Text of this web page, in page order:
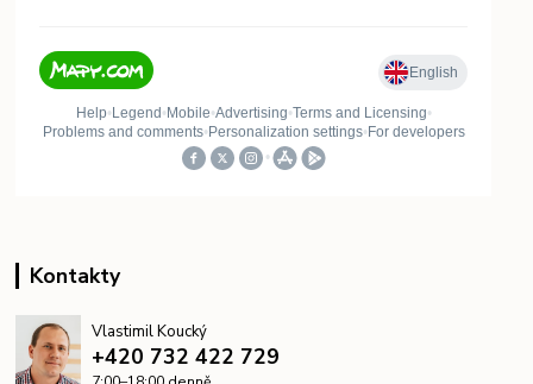
Kontakty
Vlastimil Koucký
+420 732 422 729